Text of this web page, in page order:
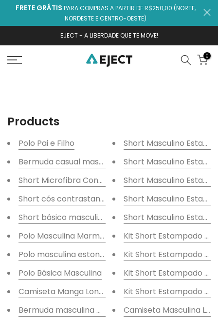
conteúdo
FRETE GRÁTIS PARA COMPRAS A PARTIR DE R$250,00 (NORTE,
NORDESTE E CENTRO-OESTE)
EJECT - A LIBERDADE QUE TE MOVE!
0
Products
Polo Pai e Filho
Bermuda casual masculina
Short Microfibra Contrastante
Short cós contrastante
Short básico masculino
Polo Masculina Marmorizada
Polo masculina estonada
Polo Básica Masculina
Camiseta Manga Longa
Bermuda masculina moletom mescla
Short Masculino
Short Masculino
Short Masculino
Short Masculino
Short Masculino
Kit Short Estampado
Kit Short Estampado
Kit Short Estampado
Kit Short Estampado
Camiseta Masculina